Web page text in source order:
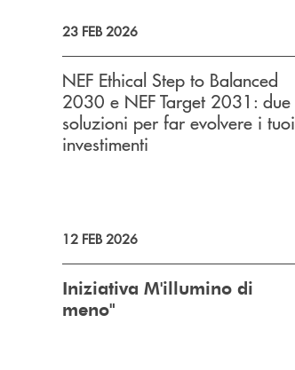
23 FEB 2026
NEF Ethical Step to Balanced
2030 e NEF Target 2031: due
soluzioni per far evolvere i tuoi
investimenti
12 FEB 2026
Iniziativa M'illumino di
meno"